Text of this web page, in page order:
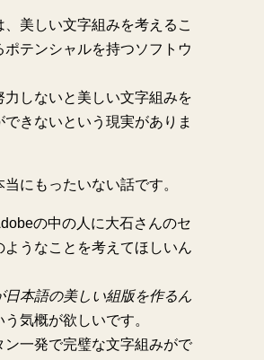
、美しい文字組みを考えるこ
ポテンシャルを持つソフトウ
力しないと美しい文字組みを
できないという現実がありま
にもったいない話です。
の中の人に大石さんのセ
ようなことを考えてほしいん
日本語の美しい組版を作るん
う気概が欲しいです。
ン一発で完璧な文字組みがで